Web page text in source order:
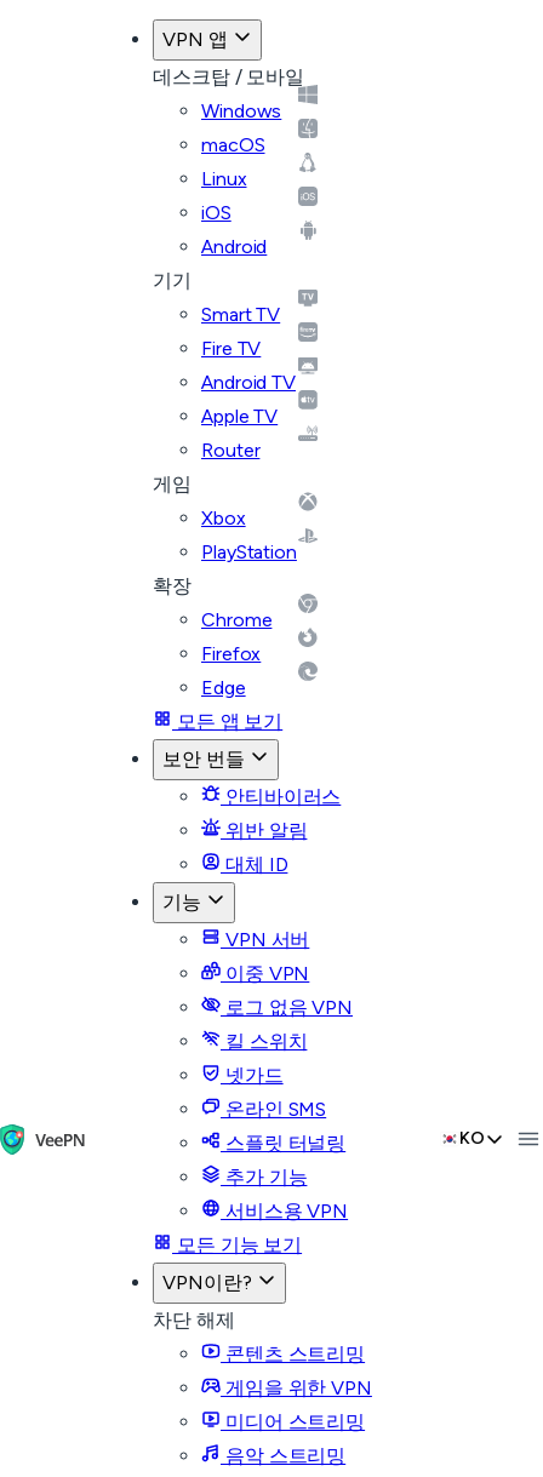
VPN 앱
데스크탑 / 모바일
Windows
macOS
Linux
iOS
Android
기기
Smart TV
Fire TV
Android TV
Apple TV
Router
게임
Xbox
PlayStation
확장
Chrome
Firefox
Edge
모든 앱 보기
보안 번들
안티바이러스
위반 알림
대체 ID
기능
VPN 서버
이중 VPN
로그 없음 VPN
킬 스위치
넷가드
온라인 SMS
스플릿 터널링
추가 기능
서비스용 VPN
모든 기능 보기
VPN이란?
차단 해제
콘텐츠 스트리밍
게임을 위한 VPN
미디어 스트리밍
음악 스트리밍
KO